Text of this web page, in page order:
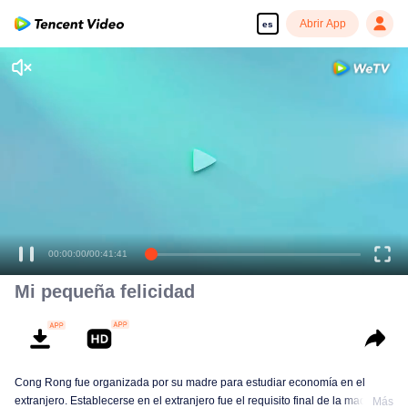
es Abrir App
00:00:00/00:41:41
Mi pequeña felicidad
Cong Rong fue organizada por su madre para estudiar economía en el
extranjero. Establecerse en el extranjero fue el requisito final de la madre de
Más